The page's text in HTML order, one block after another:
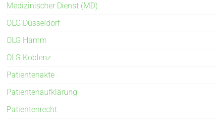
Medizinischer Dienst (MD)
OLG Düsseldorf
OLG Hamm
OLG Koblenz
Patientenakte
Patientenaufklärung
Patientenrecht